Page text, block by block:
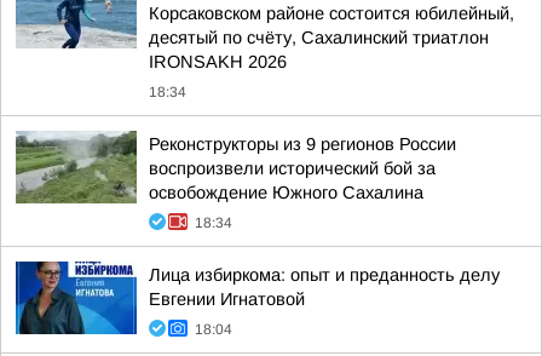
Корсаковском районе состоится юбилейный,
десятый по счёту, Сахалинский триатлон
IRONSAKH 2026
18:34
Реконструкторы из 9 регионов России
воспроизвели исторический бой за
освобождение Южного Сахалина
18:34
Лица избиркома: опыт и преданность делу
Евгении Игнатовой
18:04